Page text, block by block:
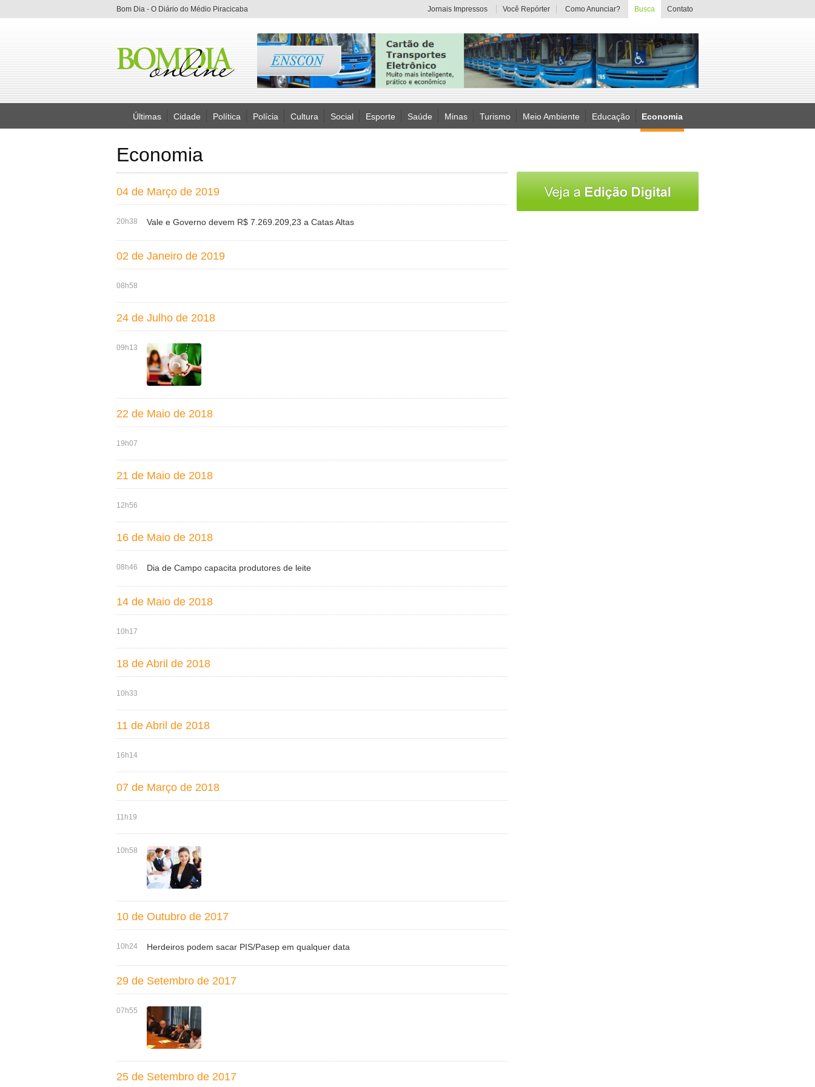
Bom Dia - O Diário do Médio Piracicaba Jornais Impressos Você Repórter Como Anunciar? Busca Contato
Últimas Cidade Política Polícia Cultura Social Esporte Saúde Minas Turismo Meio Ambiente Educação Economia
Economia
04 de Março de 2019
20h38 Vale e Governo devem R$ 7.269.209,23 a Catas Altas
02 de Janeiro de 2019
08h58
24 de Julho de 2018
09h13
22 de Maio de 2018
19h07
21 de Maio de 2018
12h56
16 de Maio de 2018
08h46 Dia de Campo capacita produtores de leite
14 de Maio de 2018
10h17
18 de Abril de 2018
10h33
11 de Abril de 2018
16h14
07 de Março de 2018
11h19
10h58
10 de Outubro de 2017
10h24 Herdeiros podem sacar PIS/Pasep em qualquer data
29 de Setembro de 2017
07h55
25 de Setembro de 2017